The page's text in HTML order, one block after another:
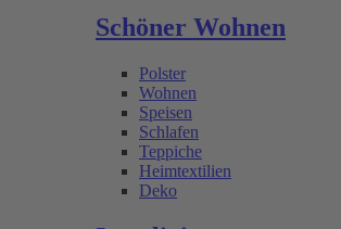
Schöner Wohnen
Polster
Wohnen
Speisen
Schlafen
Teppiche
Heimtextilien
Deko